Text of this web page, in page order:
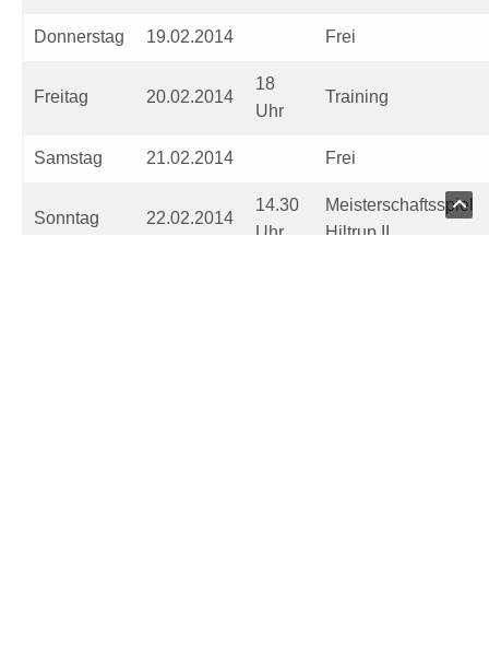
Donnerstag 19.02.2014 Frei
Freitag 20.02.2014
18
Uhr
Training
Samstag 21.02.2014 Frei
Sonntag 22.02.2014
14.30
Uhr
Meisterschaftsspiel
Hiltrup II